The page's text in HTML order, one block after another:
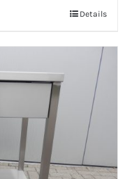
Details